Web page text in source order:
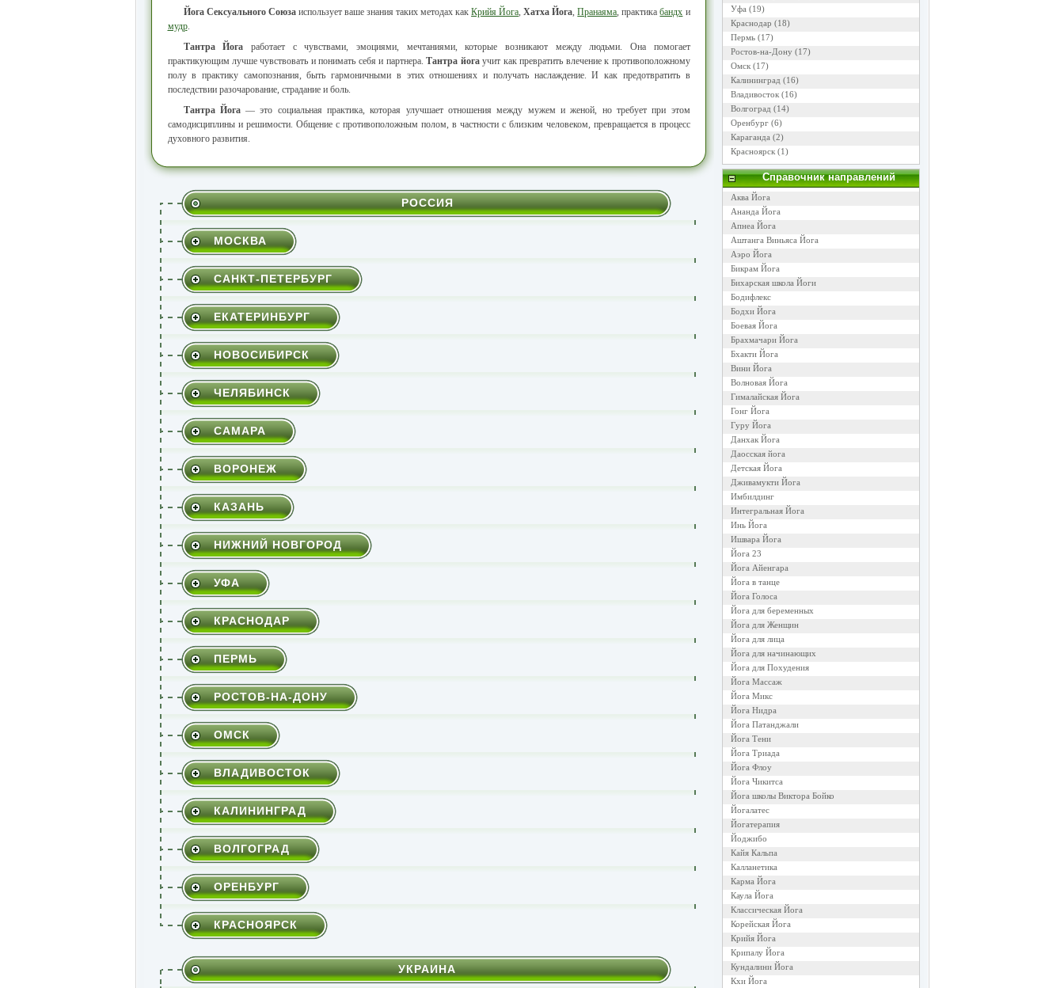
Йога Сексуального Союзаиспользует ваше знания таких методах какКрийя Йога ,Хатха Йога ,Пранаяма , практикабандх и
мудр.
Тантра Йога работает с чувствами, эмоциями, мечтаниями, которые возникают между людьми. Она помогает
практикующим лучше чувствовать и понимать себя и партнера.Тантра йогаучит как превратить влечение к противоположному
полу в практику самопознания, быть гармоничными в этих отношениях и получать наслаждение. И как предотвратить в
последствии разочарование, страдание и боль.
Тантра Йога— это социальная практика, которая улучшает отношения между мужем и женой, но требует при этом
самодисциплины и решимости. Общение с противоположным полом, в частности с близким человеком, превращается в процесс
духовного развития.
РОССИЯ
МОСКВА
САНКТ-ПЕТЕРБУРГ
ЕКАТЕРИНБУРГ
НОВОСИБИРСК
ЧЕЛЯБИНСК
САМАРА
ВОРОНЕЖ
КАЗАНЬ
НИЖНИЙ НОВГОРОД
УФА
КРАСНОДАР
ПЕРМЬ
РОСТОВ-НА-ДОНУ
ОМСК
ВЛАДИВОСТОК
КАЛИНИНГРАД
ВОЛГОГРАД
ОРЕНБУРГ
КРАСНОЯРСК
УКРАИНА
Уфа (19)
Краснодар (18)
Пермь(17)
Ростов-на-Дону(17)
Омск(17)
Калининград (16)
Владивосток(16)
Волгоград (14)
Оренбург(6)
Караганда (2)
Красноярск(1)
Справочник направлений
Аква Йога
Ананда Йога
Апнеа Йога
Аштанга Виньяса Йога
Аэро Йога
Бикрам Йога
Бихарская школа Йоги
Бодифлекс
Бодхи Йога
Боевая Йога
Брахмачари Йога
Бхакти Йога
Вини Йога
Волновая Йога
Гималайская Йога
Гонг Йога
Гуру Йога
Данхак Йога
Даосская йога
Детская Йога
Дживамукти Йога
Имбилдинг
Интегральная Йога
Инь Йога
Ишвара Йога
Йога 23
Йога Айенгара
Йога в танце
Йога Голоса
Йога для беременных
Йога для Женщин
Йога для лица
Йога для начинающих
Йога для Похудения
Йога Массаж
Йога Микс
Йога Нидра
Йога Патанджали
Йога Тени
Йога Триада
Йога Флоу
Йога Чикитса
Йога школы Виктора Бойко
Йогалатес
Йогатерапия
Йоджибо
Кайя Кальпа
Калланетика
Карма Йога
Каула Йога
Классическая Йога
Корейская Йога
Крийя Йога
Крипалу Йога
Кундалини Йога
Кхи Йога